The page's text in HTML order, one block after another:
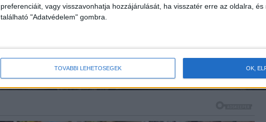
preferenciáit, vagy visszavonhatja hozzájárulását, ha visszatér erre az oldalra,
található "Adatvédelem" gombra.
TOVÁBBI LEHETŐSÉGEK OK,